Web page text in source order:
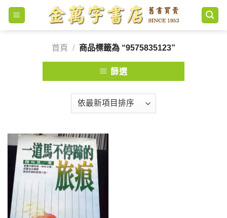
Skip
content
首頁
/ 商品標籤為 “9575835123”
篩選